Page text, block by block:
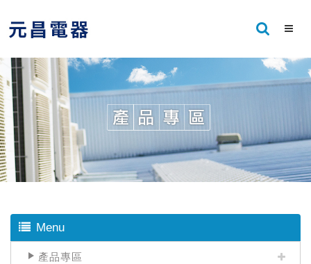
Menu
產品專區